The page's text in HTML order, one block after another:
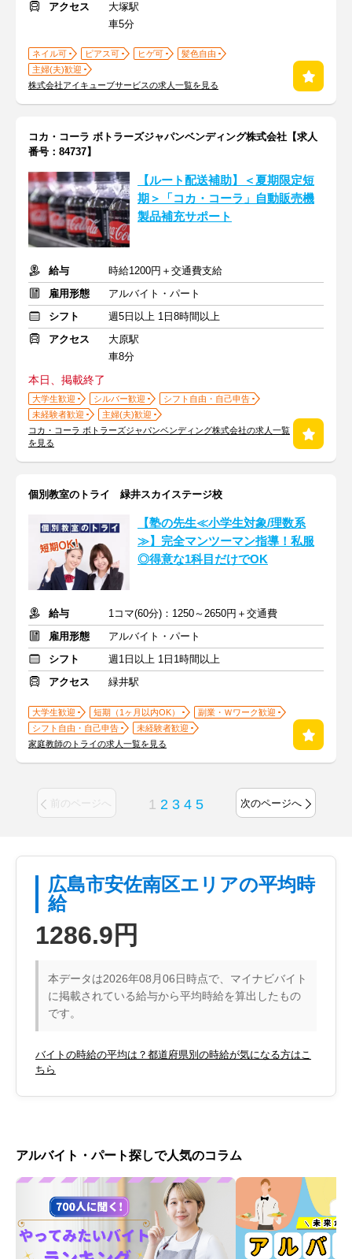
アクセス
大塚駅
車5分
ネイル可 ピアス可 ヒゲ可
髪色自由
主婦(夫)歓迎
株式会社アイキューブサービスの求人一覧を見る
コカ・コーラ ボトラーズジャパンベンディング株式会社【求人
番号：84737】
【ルート配送補助】＜夏期限定短
期＞「コカ・コーラ」自動販売機
製品補充サポート
給与
時給1200円＋交通費支給
雇用形態
アルバイト・パート
シフト
週5日以上 1日8時間以上
アクセス
大原駅
車8分
本日、掲載終了
大学生歓迎 シルバー歓迎
シフト自由・自己申告
未経験者歓迎
主婦(夫)歓迎
コカ・コーラ ボトラーズジャパンベンディング株式会社の求人一覧
を見る
個別教室のトライ 緑井スカイステージ校
【塾の先生≪小学生対象/理数系
≫】完全マンツーマン指導！私服
◎得意な1科目だけでOK
給与
1コマ(60分)：1250～2650円＋交通費
雇用形態
アルバイト・パート
シフト
週1日以上 1日1時間以上
アクセス
緑井駅
大学生歓迎 短期（1ヶ月以内OK）
副業・Ｗワーク歓迎
シフト自由・自己申告
未経験者歓迎
家庭教師のトライの求人一覧を見る
前のページへ 1 2 3 4 5 次のページへ
広島市安佐南区エリアの平均時
給
1286.9円
本データは2026年08月06日時点で、マイナビバイト
に掲載されている給与から平均時給を算出したもの
です。
バイトの時給の平均は？都道府県別の時給が気になる方はこ
ちら
アルバイト・パート探しで人気のコラム